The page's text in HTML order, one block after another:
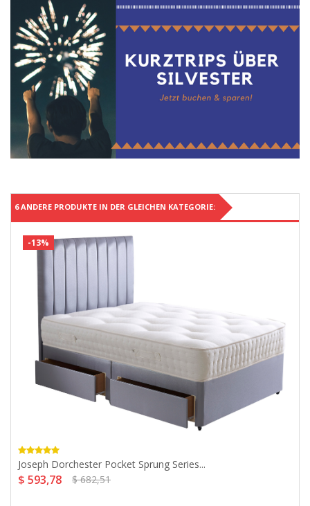
6 ANDERE PRODUKTE IN DER GLEICHEN KATEGORIE:
-13%
Joseph Dorchester Pocket Sprung Series...
$ 593,78 $ 682,51